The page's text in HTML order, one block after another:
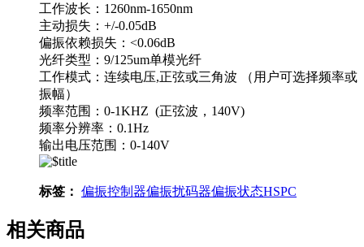
工作波长：1260nm-1650nm
主动损失：+/-0.05dB
偏振依赖损失：<0.06dB
光纤类型：9/125um单模光纤
工作模式：连续电压,正弦或三角波 （用户可选择频率或
振幅）
频率范围：0-1KHZ (正弦波，140V)
频率分辨率：0.1Hz
输出电压范围：0-140V
标签： 偏振控制器偏振扰码器偏振状态HSPC
相关商品